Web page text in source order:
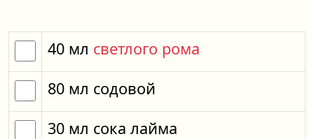
40 мл светлого рома
80 мл содовой
30 мл сока лайма